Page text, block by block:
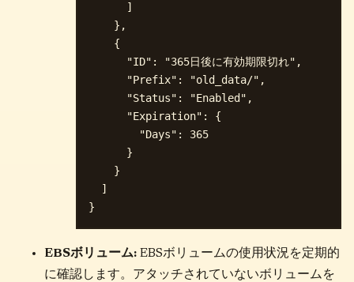
      ]
    },
    {
      "ID": "365日後に有効期限切れ",
      "Prefix": "old_data/",
      "Status": "Enabled",
      "Expiration": {
        "Days": 365
      }
    }
  ]
EBSボリューム: EBSボリュームの使用状況を定期的
に確認します。アタッチされていないボリュームを